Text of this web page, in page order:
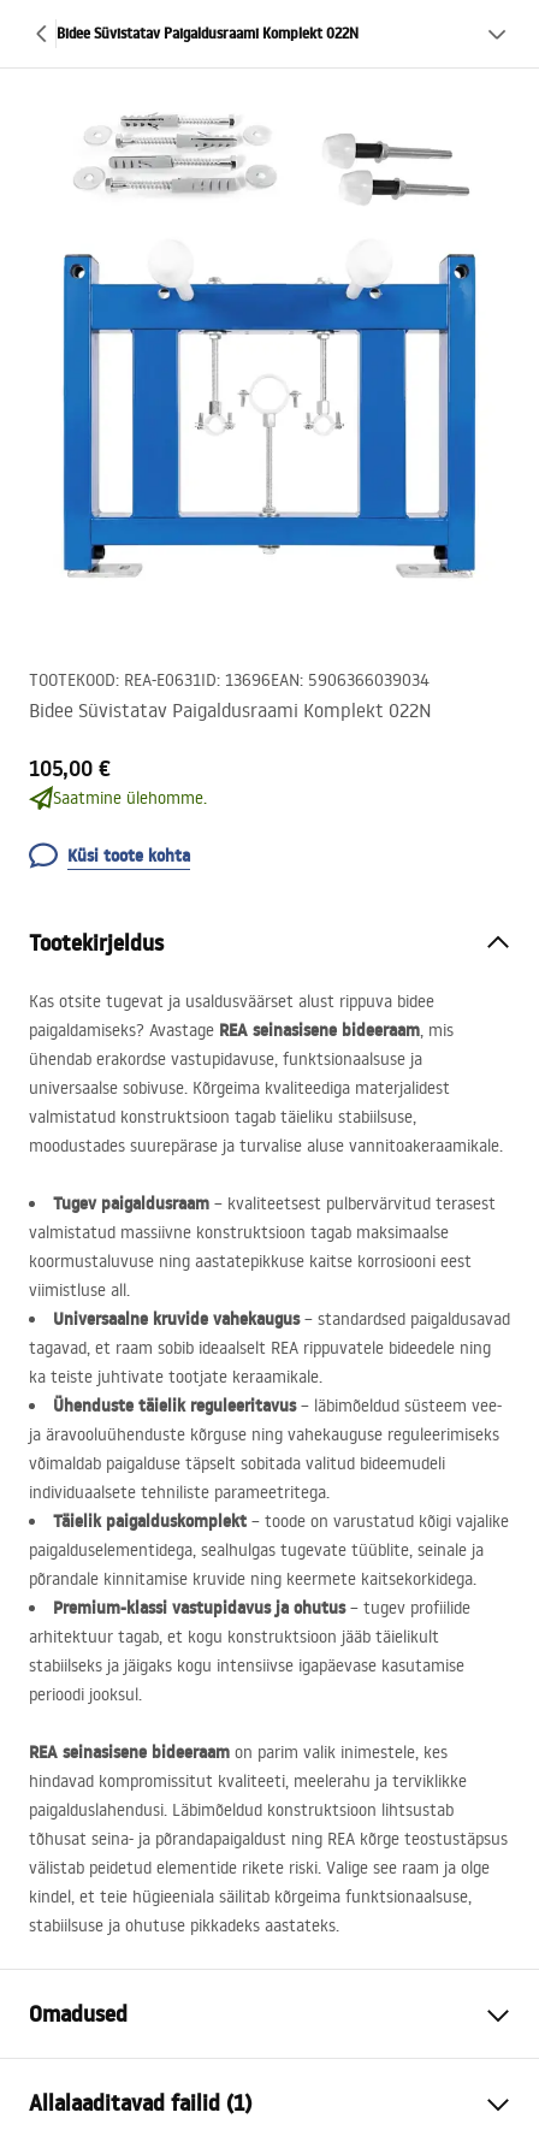
Bidee Süvistatav Paigaldusraami Komplekt 022N
TOOTEKOOD: REA-E0631ID: 13696EAN: 5906366039034
Bidee Süvistatav Paigaldusraami Komplekt 022N
105,00 €
Saatmine ülehomme.
Küsi toote kohta
Tootekirjeldus
Kas otsite tugevat ja usaldusväärset alust rippuva bidee
paigaldamiseks? Avastage REA seinasisene bideeraam, mis
ühendab erakordse vastupidavuse, funktsionaalsuse ja
universaalse sobivuse. Kõrgeima kvaliteediga materjalidest
valmistatud konstruktsioon tagab täieliku stabiilsuse,
moodustades suurepärase ja turvalise aluse vannitoakeraamikale.
Tugev paigaldusraam – kvaliteetsest pulbervärvitud terasest
valmistatud massiivne konstruktsioon tagab maksimaalse
koormustaluvuse ning aastatepikkuse kaitse korrosiooni eest
viimistluse all.
Universaalne kruvide vahekaugus– standardsed paigaldusavad
tagavad, et raam sobib ideaalselt REA rippuvatele bideedele ning
ka teiste juhtivate tootjate keraamikale.
Ühenduste täielik reguleeritavus– läbimõeldud süsteem vee-
ja äravooluühenduste kõrguse ning vahekauguse reguleerimiseks
võimaldab paigalduse täpselt sobitada valitud bideemudeli
individuaalsete tehniliste parameetritega.
Täielik paigalduskomplekt – toode on varustatud kõigi vajalike
paigalduselementidega, sealhulgas tugevate tüüblite, seinale ja
põrandale kinnitamise kruvide ning keermete kaitsekorkidega.
Premium-klassi vastupidavus ja ohutus– tugev profiilide
arhitektuur tagab, et kogu konstruktsioon jääb täielikult
stabiilseks ja jäigaks kogu intensiivse igapäevase kasutamise
perioodi jooksul.
REA seinasisene bideeraam on parim valik inimestele, kes
hindavad kompromissitut kvaliteeti, meelerahu ja terviklikke
paigalduslahendusi. Läbimõeldud konstruktsioon lihtsustab
tõhusat seina- ja põrandapaigaldust ning REA kõrge teostustäpsus
välistab peidetud elementide rikete riski. Valige see raam ja olge
kindel, et teie hügieeniala säilitab kõrgeima funktsionaalsuse,
stabiilsuse ja ohutuse pikkadeks aastateks.
Omadused
Mudel
Allalaaditavad failid (1)